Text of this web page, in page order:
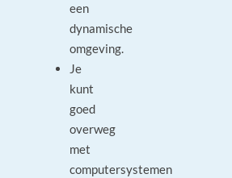
een
dynamische
omgeving.
Je
kunt
goed
overweg
met
computersystemen